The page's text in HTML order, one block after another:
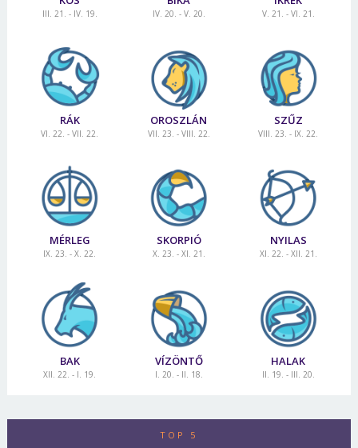
III. 21. - IV. 19. IV. 20. - V. 20. V. 21. - VI. 21.
RÁK
VI. 22. - VII. 22.
OROSZLÁN
VII. 23. - VIII. 22.
SZŰZ
VIII. 23. - IX. 22.
MÉRLEG
IX. 23. - X. 22.
SKORPIÓ
X. 23. - XI. 21.
NYILAS
XI. 22. - XII. 21.
BAK
XII. 22. - I. 19.
VÍZÖNTŐ
I. 20. - II. 18.
HALAK
II. 19. - III. 20.
TOP 5